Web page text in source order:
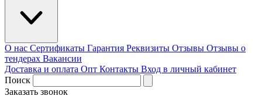
О нас Сертификаты Гарантия Реквизиты Отзывы Отзывы о
тендерах Вакансии
Доставка и оплата Опт Контакты Вход в личный кабинет
Поиск
Заказать звонок